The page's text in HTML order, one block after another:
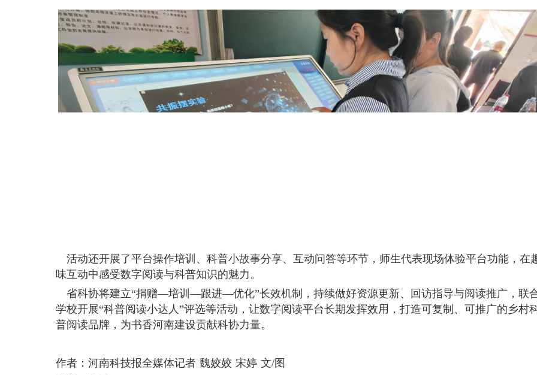
活动还开展了平台操作培训、科普小故事分享、互动问答等环节，师生代表现场体验平台功能，在
味互动中感受数字阅读与科普知识的魅力。
省科协将建立“捐赠—培训—跟进—优化”长效机制，持续做好资源更新、回访指导与阅读推广，联
学校开展“科普阅读小达人”评选等活动，让数字阅读平台长期发挥效用，打造可复制、可推广的乡村
普阅读品牌，为书香河南建设贡献科协力量。
作者：河南科技报全媒体记者 魏姣姣 宋婷 文/图